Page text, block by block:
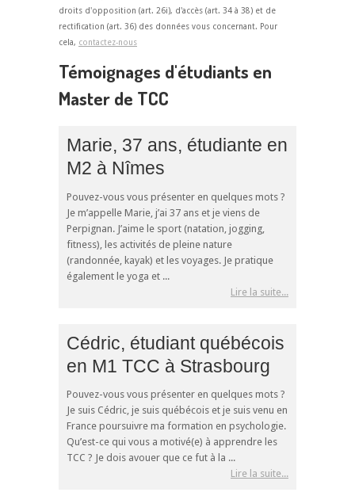
droits d'opposition (art. 26i), d'accès (art. 34 à 38) et de
rectification (art. 36) des données vous concernant. Pour
cela, contactez-nous
Témoignages d'étudiants en
Master de TCC
Marie, 37 ans, étudiante en
M2 à Nîmes
Pouvez-vous vous présenter en quelques mots ?
Je m’appelle Marie, j’ai 37 ans et je viens de
Perpignan. J’aime le sport (natation, jogging,
fitness), les activités de pleine nature
(randonnée, kayak) et les voyages. Je pratique
également le yoga et ...
Lire la suite...
Cédric, étudiant québécois
en M1 TCC à Strasbourg
Pouvez-vous vous présenter en quelques mots ?
Je suis Cédric, je suis québécois et je suis venu en
France poursuivre ma formation en psychologie.
Qu’est-ce qui vous a motivé(e) à apprendre les
TCC ? Je dois avouer que ce fut à la ...
Lire la suite...